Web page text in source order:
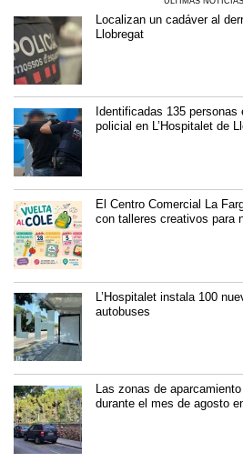
Localizan un cadáver al
Llobregat
Identificadas 135
policial en L’Hospitalet de
El Centro Comercial La
con talleres creativos para
L’Hospitalet instala 100
autobuses
Las zonas de
durante el mes de agosto